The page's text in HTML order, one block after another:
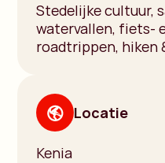
Stedelijke cultuur,
watervallen, fiets-
roadtrippen, hiken
Locatie
Kenia